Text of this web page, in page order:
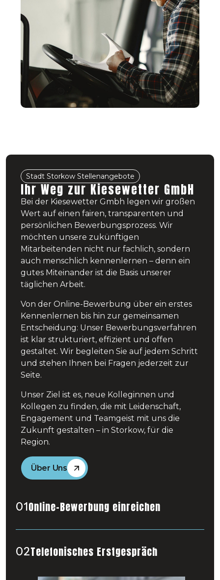
Stadt Storkow Stellenangebote
Ihr Weg zur Kiesewetter GmbH
Bei der Kiesewetter Gmbh legen wir großen
Wert auf einen fairen, transparenten und
persönlichen Bewerbungsprozess. Wir
möchten unsere zukünftigen
Mitarbeitenden nicht nur fachlich, sondern
auch menschlich kennenlernen – denn ein
gutes Miteinander ist die Basis unserer
täglichen Arbeit.
Von der Online-Bewerbung über ein erstes
Kennenlernen bis hin zur gemeinsamen
Entscheidung: Unser Bewerbungsverfahren
ist klar strukturiert, effizient und offen
gestaltet. Wir begleiten Sie auf jedem Schritt
und stehen Ihnen bei Fragen jederzeit zur
Seite.
Unser Ziel ist es, neue Kolleginnen und
Kollegen zu finden, die mit Leidenschaft,
Engagement und Teamgeist mit uns die
Zukunft gestalten – in Storkow, für die
Region.
Über Uns
01Online-Bewerbung einreichen
02Telefonisches Erstgespräch